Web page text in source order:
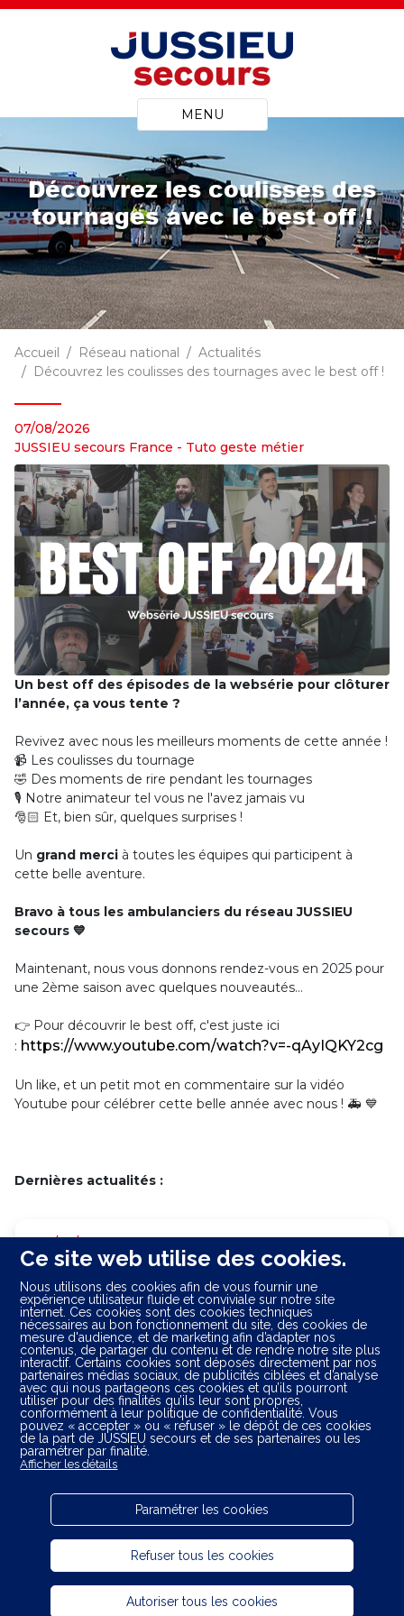
Ce site web utilise des cookies.
Nous utilisons des cookies afin de vous fournir une
expérience utilisateur fluide et conviviale sur notre site
internet. Ces cookies sont des cookies techniques
nécessaires au bon fonctionnement du site, des cookies de
mesure d'audience, et de marketing afin d’adapter nos
contenus, de partager du contenu et de rendre notre site plus
interactif. Certains cookies sont déposés directement par nos
partenaires médias sociaux, de publicités ciblées et d’analyse
avec qui nous partageons ces cookies et qu’ils pourront
utiliser pour des finalités qu’ils leur sont propres,
conformément à leur politique de confidentialité. Vous
pouvez « accepter » ou « refuser » le dépôt de ces cookies
de la part de JUSSIEU secours et de ses partenaires ou les
paramétrer par finalité.
Afficher les détails
Paramétrer les cookies
Refuser tous les cookies
Autoriser tous les cookies
MENU
Découvrez les coulisses des
tournages avec le best off !
Accueil Réseau national
Actualités
Découvrez les coulisses des tournages avec le best off !
07/08/2026
JUSSIEU secours France - Tuto geste métier
Un best off des épisodes de la websérie pour clôturer
l’année, ça vous tente ?
Revivez avec nous les meilleurs moments de cette année !
📹 Les coulisses du tournage
🤣 Des moments de rire pendant les tournages
🎙️ Notre animateur tel vous ne l'avez jamais vu
🎅🏻 Et, bien sûr, quelques surprises !
Un grand merci à toutes les équipes qui participent à
cette belle aventure.
Bravo à tous les ambulanciers du réseau JUSSIEU
secours 💙
Maintenant, nous vous donnons rendez-vous en 2025 pour
une 2ème saison avec quelques nouveautés…
👉 Pour découvrir le best off, c'est juste ici
: https://www.youtube.com/watch?v=-qAyIQKY2cg
Un like, et un petit mot en commentaire sur la vidéo
Youtube pour célébrer cette belle année avec nous ! 🚑 💙
Dernières actualités :
23/07/2026
Le rapport qui change clairement le
regard porté sur les ambulanciers
Lire l'article
30/06/2026
Le transport sanitaire est à un point
de rupture. Les premiers à en subir
les conséquences seront les
patients.
Plan du site
Mentions légales